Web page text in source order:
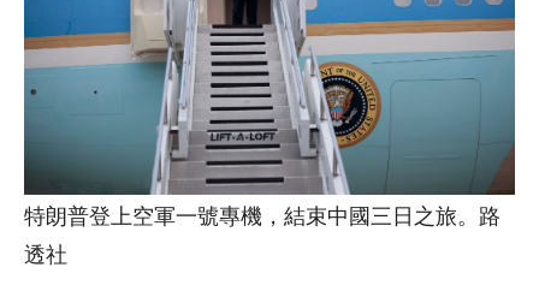
特朗普登上空軍一號專機，結束中國三日之旅。路
透社